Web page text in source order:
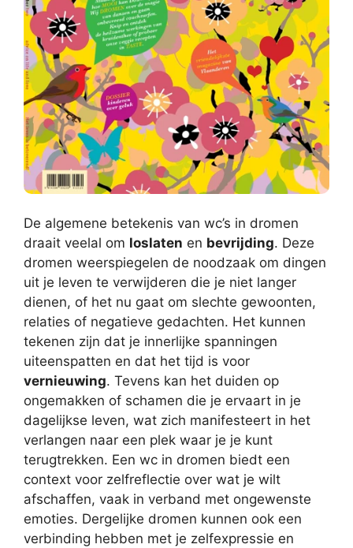
De algemene betekenis van wc’s in dromen
draait veelal om loslaten en bevrijding. Deze
dromen weerspiegelen de noodzaak om dingen
uit je leven te verwijderen die je niet langer
dienen, of het nu gaat om slechte gewoonten,
relaties of negatieve gedachten. Het kunnen
tekenen zijn dat je innerlijke spanningen
uiteenspatten en dat het tijd is voor
vernieuwing. Tevens kan het duiden op
ongemakken of schamen die je ervaart in je
dagelijkse leven, wat zich manifesteert in het
verlangen naar een plek waar je je kunt
terugtrekken. Een wc in dromen biedt een
context voor zelfreflectie over wat je wilt
afschaffen, vaak in verband met ongewenste
emoties. Dergelijke dromen kunnen ook een
verbinding hebben met je zelfexpressie en